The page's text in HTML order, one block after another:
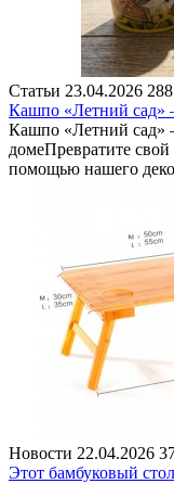
Статьи 23.04.2026 288
Кашпо «Летний сад»
Кашпо «Летний сад»
домеПревратите
помощью нашего
Новости 22.04.2026
Этот бамбуковый